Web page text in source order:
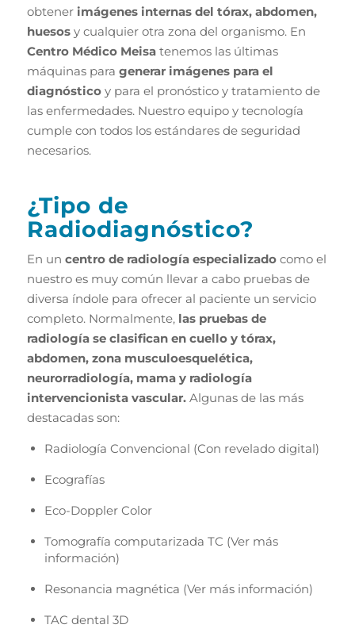
obtener imágenes internas del tórax, abdomen,
huesosy cualquier otra zona del organismo. En
Centro Médico Meisatenemos las últimas
máquinas para generar imágenes para el
diagnósticoy para el pronóstico y tratamiento de
las enfermedades. Nuestro equipo y tecnología
cumple con todos los estándares de seguridad
necesarios.
¿Tipo de
Radiodiagnóstico?
En un centro de radiología especializadocomo el
nuestro es muy común llevar a cabo pruebas de
diversa índole para ofrecer al paciente un servicio
completo. Normalmente, las pruebas de
radiología se clasifican en cuello y tórax,
abdomen, zona musculoesquelética,
neurorradiología, mama y radiología
intervencionista vascular.Algunas de las más
destacadas son:
Radiología Convencional (Con revelado digital)
Ecografías
Eco-Doppler Color
Tomografía computarizada TC (Ver más
información)
Resonancia magnética (Ver más información)
TAC dental 3D